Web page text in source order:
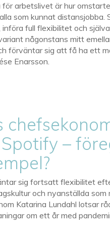
för arbetslivet är hur
som kunnat distansjobba.
full flexibilitet och
någonstans mitt
förväntar sig att få ha ett
Enarsson.
–
sig fortsatt flexibilitet
och nyanställda som
Katarina Lundahl lotsar
om ett år med